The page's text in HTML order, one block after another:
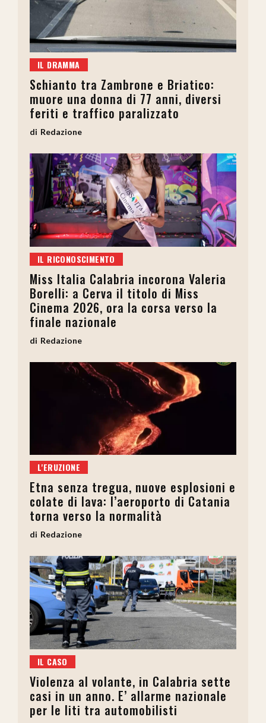
IL DRAMMA
Schianto tra Zambrone e Briatico:
muore una donna di 77 anni, diversi
feriti e traffico paralizzato
Redazione
IL RICONOSCIMENTO
Miss Italia Calabria incorona Valeria
Borelli: a Cerva il titolo di Miss
Cinema 2026, ora la corsa verso la
finale nazionale
Redazione
L'ERUZIONE
Etna senza tregua, nuove esplosioni e
colate di lava: l’aeroporto di Catania
torna verso la normalità
Redazione
IL CASO
Violenza al volante, in Calabria sette
casi in un anno. E’ allarme nazionale
per le liti tra automobilisti